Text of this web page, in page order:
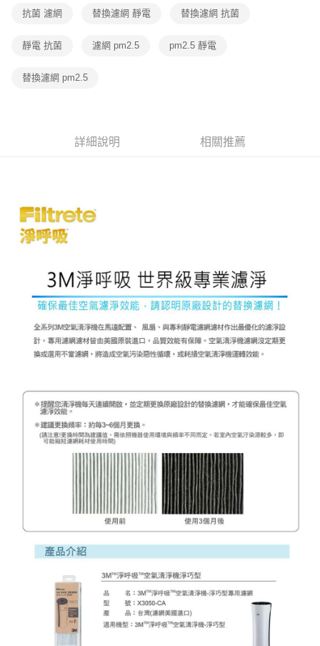
結帳頁面，進行簡訊認證並確認金額後，即可完成結帳。
ATM／網路銀行／等多元方式進行付款，方視為交易完成。
購買商品的店家。未經商家同意取消之訂單仍視為有效，需透過AFTEE先享
２．關於個人資料處理事宜，請瀏覽以下網址：
https://aftee.tw/terms/#terms3
３．未成年的使用者請事先徵得法定代理人或監護人之同意方可使用
「AFTEE先享後付」，若未經同意申辦者引起之損失，本公司不負相關責
４．使用「AFTEE先享後付」時，將依據個別帳號之用戶狀況，依本公司即
時審查核予不同之上限額度；若仍有額度不足之情形，本公司將視審查結果
請求用戶進行身份認證。
５．嚴禁一人註冊多個帳號或使用他人資訊註冊。若發現惡意使用之情形，
付款後全家取貨
每筆NT$60，滿NT$499(含以上)免運費
抗菌 濾網 替換濾網 靜電 替換濾網 抗菌
靜電 抗菌 濾網 pm2.5 pm2.5 靜電
替換濾網 pm2.5
詳細說明 相關推薦